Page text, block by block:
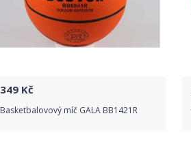
349 Kč
Basketbalovový míč GALA BB1421R